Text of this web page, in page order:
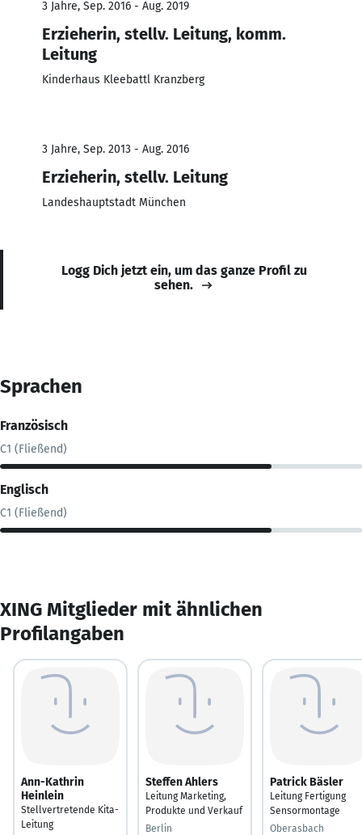
3 Jahre, Sep. 2016 - Aug. 2019
Erzieherin, stellv. Leitung, komm.
Leitung
Kinderhaus Kleebattl Kranzberg
3 Jahre, Sep. 2013 - Aug. 2016
Erzieherin, stellv. Leitung
Landeshauptstadt München
Logg Dich jetzt ein, um das ganze Profil zu
sehen.
Sprachen
Französisch
C1 (Fließend)
Englisch
C1 (Fließend)
XING Mitglieder mit ähnlichen
Profilangaben
Ann-Kathrin
Heinlein
Stellvertretende Kita-
Leitung
Steffen Ahlers
Leitung Marketing,
Produkte und Verkauf
Berlin
Patrick Bäsler
Leitung Fertigung
Sensormontage
Oberasbach